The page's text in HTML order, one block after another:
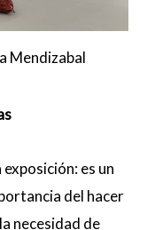
Mendizabal
exposición: es un
del hacer
necesidad de